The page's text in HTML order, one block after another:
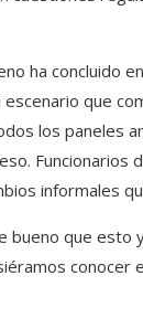
ha concluido
que
los paneles
informales
que esto